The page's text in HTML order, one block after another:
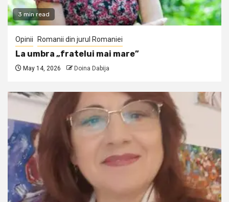
3 min read
Opinii Romanii din jurul Romaniei
La umbra „fratelui mai mare”
May 14, 2026 Doina Dabija